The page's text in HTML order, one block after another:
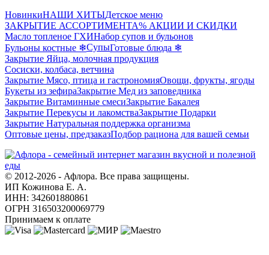
НовинкиНАШИ ХИТЫДетское меню
ЗАКРЫТИЕ АССОРТИМЕНТА% АКЦИИ И СКИДКИ
Масло топленое ГХИНабор супов и бульонов
Бульоны костные ❄СупыГотовые блюда ❄
Закрытие Яйца, молочная продукция
Сосиски, колбаса, ветчина
Закрытие Мясо, птица и гастрономияОвощи, фрукты, ягоды
Букеты из зефираЗакрытие Мед из заповедника
Закрытие Витаминные смесиЗакрытие Бакалея
Закрытие Перекусы и лакомстваЗакрытие Подарки
Закрытие Натуральная поддержка организма
Оптовые цены, предзаказПодбор рациона для вашей семьи
© 2012-2026 - Афлора. Все права защищены.
ИП Кожинова Е. А.
ИНН: 342601880861
ОГРН 316503200069779
Принимаем к оплате